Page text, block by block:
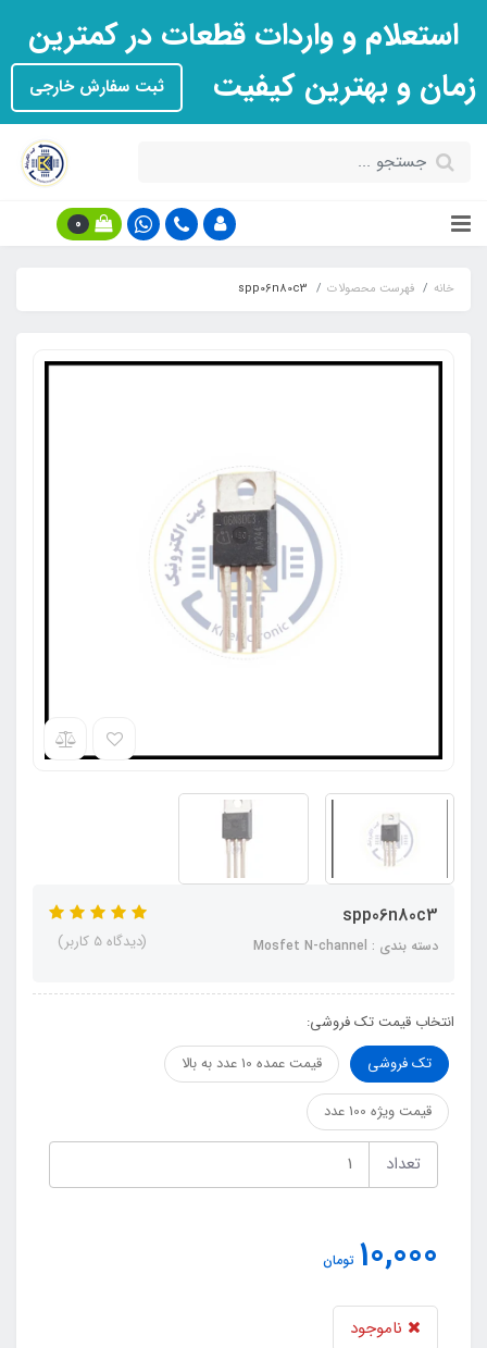
استعلام و واردات قطعات در کمترین
زمان و بهترین کیفیت
ثبت سفارش خارجی
0
خانه فهرست محصولات spp06n80c3
spp06n80c3
دسته بندی : Mosfet N-channel (دیدگاه 5 کاربر)
انتخاب قیمت تک فروشی:
تک فروشی
قیمت عمده 10 عدد به بالا
قیمت ویژه 100 عدد
تعداد
10,000 تومان
ناموجود